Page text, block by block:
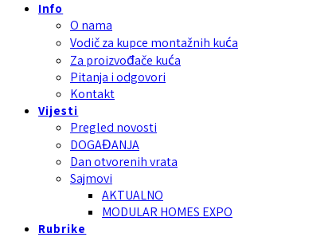
Info
O nama
Vodič za kupce montažnih kuća
Za proizvođače kuća
Pitanja i odgovori
Kontakt
Vijesti
Pregled novosti
DOGAĐANJA
Dan otvorenih vrata
Sajmovi
AKTUALNO
MODULAR HOMES EXPO
Rubrike